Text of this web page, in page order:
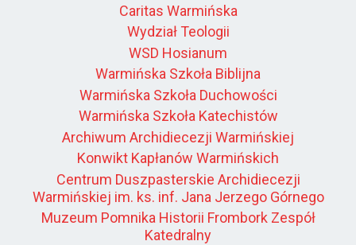
Caritas Warmińska
Wydział Teologii
WSD Hosianum
Warmińska Szkoła Biblijna
Warmińska Szkoła Duchowości
Warmińska Szkoła Katechistów
Archiwum Archidiecezji Warmińskiej
Konwikt Kapłanów Warmińskich
Centrum Duszpasterskie Archidiecezji
Warmińskiej im. ks. inf. Jana Jerzego Górnego
Muzeum Pomnika Historii Frombork Zespół
Katedralny